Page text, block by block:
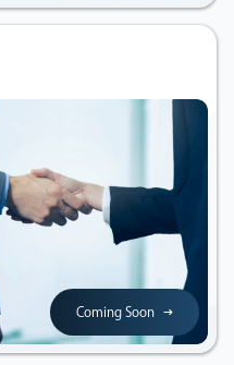
Coming Soon